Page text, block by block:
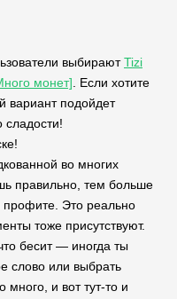
выбираютTizi
монет] . Если хотите
вариант подойдет
сладости!
во многих
правильно, тем больше
профите. Это реально
тоже присутствуют.
бесит — иногда ты
слово или выбрать
много, и вот тут-то и